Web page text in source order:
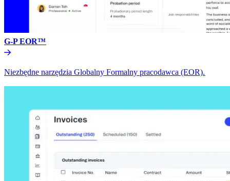
G-P EOR™​​
Niezbędne narzędzia Globalny Formalny pracodawca (EOR).​​